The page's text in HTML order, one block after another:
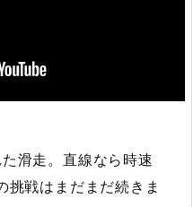
滑走。直線なら時速
挑戦はまだまだ続きま